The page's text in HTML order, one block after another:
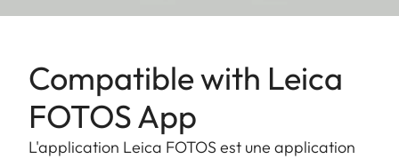
Compatible with Leica
FOTOS App
L'application Leica FOTOS est une application